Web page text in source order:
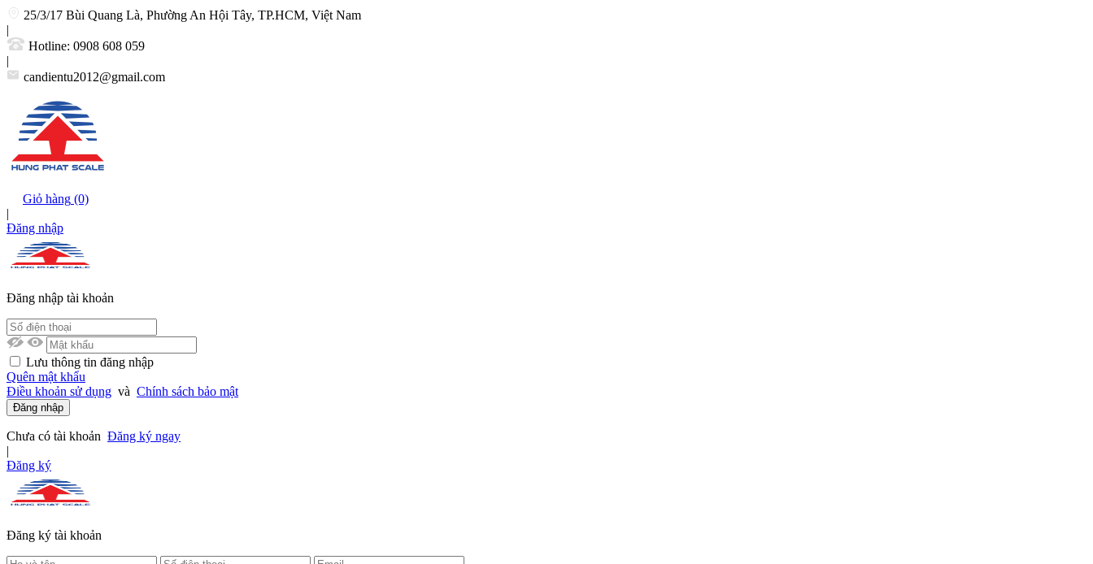
25/3/17 Bùi Quang Là, Phường An Hội Tây, TP.HCM, Việt Nam
|
Hotline: 0908 608 059
|
candientu2012@gmail.com
Giỏ hàng (0)
|
Đăng nhập
Đăng nhập tài khoản
Lưu thông tin đăng nhập
Quên mật khẩu
Điều khoản sử dụng và Chính sách bảo mật
Đăng nhập
Chưa có tài khoản Đăng ký ngay
|
Đăng ký
Đăng ký tài khoản